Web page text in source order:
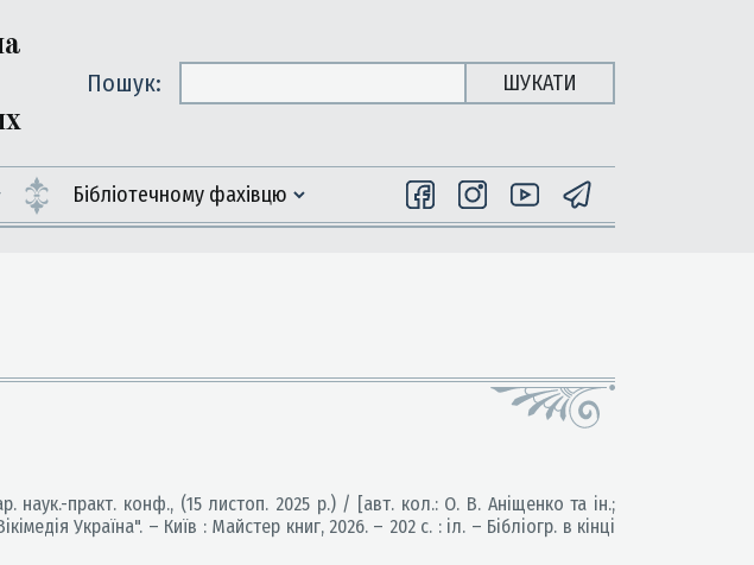
Пошук: ШУКАТИ
Бiблiотечному фахiвцю
наук.-практ. конф., (15 листоп. 2025 р.) / [авт. кол.: О. В. Аніщенко та ін.;
Україна". – Київ : Майстер книг, 2026. – 202 с. : іл. – Бібліогр. в кінці